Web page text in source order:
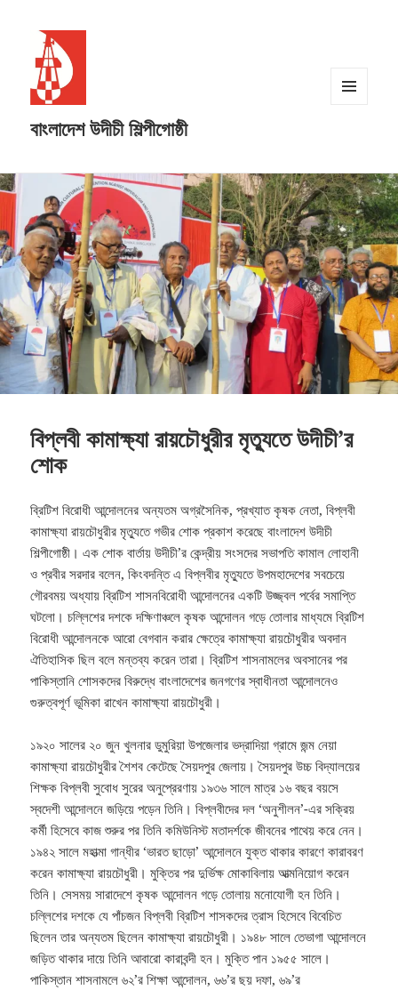
বাংলাদেশ উদীচী শিল্পীগোষ্ঠী
বিপ্লবী কামাক্ষ্যা রায়চৌধুরীর মৃত্যুতে উদীচী’র
শোক
ব্রিটিশ বিরোধী আন্দোলনের অন্যতম অগ্রসৈনিক, প্রখ্যাত কৃষক নেতা, বিপ্লবী
কামাক্ষ্যা রায়চৌধুরীর মৃত্যুতে গভীর শোক প্রকাশ করেছে বাংলাদেশ উদীচী
শিল্পীগোষ্ঠী। এক শোক বার্তায় উদীচী’র কেন্দ্রীয় সংসদের সভাপতি কামাল লোহানী
ও প্রবীর সরদার বলেন, কিংবদন্তি এ বিপ্লবীর মৃত্যুতে উপমহাদেশের সবচেয়ে
গৌরবময় অধ্যায় ব্রিটিশ শাসনবিরোধী আন্দোলনের একটি উজ্জ্বল পর্বের সমাপ্তি
ঘটলো। চল্লিশের দশকে দক্ষিণাঞ্চলে কৃষক আন্দোলন গড়ে তোলার মাধ্যমে ব্রিটিশ
বিরোধী আন্দোলনকে আরো বেগবান করার ক্ষেত্রে কামাক্ষ্যা রায়চৌধুরীর অবদান
ঐতিহাসিক ছিল বলে মন্তব্য করেন তারা। ব্রিটিশ শাসনামলের অবসানের পর
পাকিস্তানি শোসকদের বিরুদ্ধে বাংলাদেশের জনগণের স্বাধীনতা আন্দোলনেও
গুরুত্বপূর্ণ ভূমিকা রাখেন কামাক্ষ্যা রায়চৌধুরী।
১৯২০ সালের ২০ জুন খুলনার ডুমুরিয়া উপজেলার ভদ্রাদিয়া গ্রামে জন্ম নেয়া
কামাক্ষ্যা রায়চৌধুরীর শৈশব কেটেছে সৈয়দপুর জেলায়। সৈয়দপুর উচ্চ বিদ্যালয়ের
শিক্ষক বিপ্লবী সুবোধ সুরের অনুপ্রেরণায় ১৯৩৬ সালে মাত্র ১৬ বছর বয়সে
স্বদেশী আন্দোলনে জড়িয়ে পড়েন তিনি। বিপ্লবীদের দল ‘অনুশীলন’-এর সক্রিয়
কর্মী হিসেবে কাজ শুরুর পর তিনি কমিউনিস্ট মতাদর্শকে জীবনের পাথেয় করে নেন।
১৯৪২ সালে মহাত্মা গান্ধীর ‘ভারত ছাড়ো’ আন্দোলনে যুক্ত থাকার কারণে কারাবরণ
করেন কামাক্ষ্যা রায়চৌধুরী। মুক্তির পর দুর্ভিক্ষ মোকাবিলায় আত্মনিয়োগ করেন
তিনি। সেসময় সারাদেশে কৃষক আন্দোলন গড়ে তোলায় মনোযোগী হন তিনি।
চল্লিশের দশকে যে পাঁচজন বিপ্লবী ব্রিটিশ শাসকদের ত্রাস হিসেবে বিবেচিত
ছিলেন তার অন্যতম ছিলেন কামাক্ষ্যা রায়চৌধুরী। ১৯৪৮ সালে তেভাগা আন্দোলনে
জড়িত থাকার দায়ে তিনি আবারো কারাবন্দী হন। মুক্তি পান ১৯৫৫ সালে।
পাকিস্তান শাসনামলে ৬২’র শিক্ষা আন্দোলন, ৬৬’র ছয় দফা, ৬৯’র